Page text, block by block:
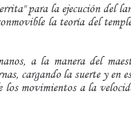
para la ejecución del
la teoría del
a la manera del
cargando la suerte y en
movimientos a la